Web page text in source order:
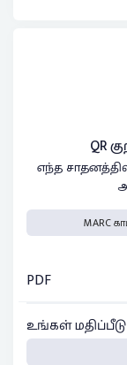
QR
எந்த
MARC
PDF
உங்கள்